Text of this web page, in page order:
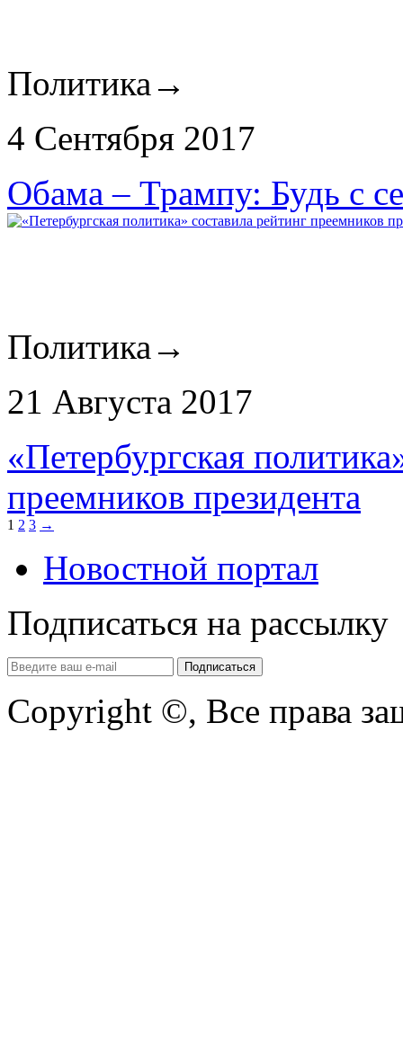
Политика →
4 Сентября 2017
Обама – Трампу: Будь с
Политика →
21 Августа 2017
«Петербургская
преемников президента
1 2 3 →
Новостной портал
Подписаться на рассылку
Copyright ©, Все права